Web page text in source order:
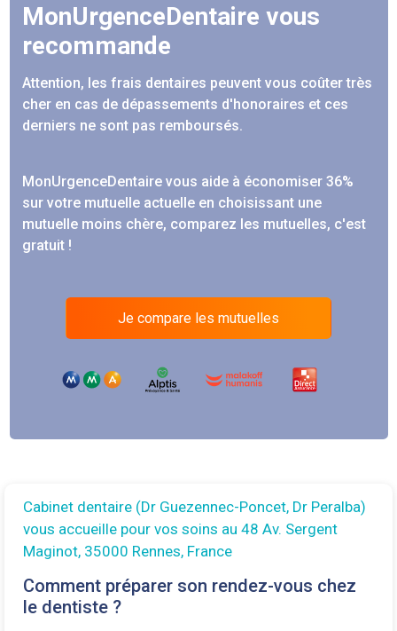
MonUrgenceDentaire vous
recommande
Attention, les frais dentaires peuvent vous coûter très
cher en cas de dépassements d'honoraires et ces
derniers ne sont pas remboursés.
MonUrgenceDentaire vous aide à économiser 36%
sur votre mutuelle actuelle en choisissant une
mutuelle moins chère, comparez les mutuelles, c'est
gratuit !
Je compare les mutuelles
Cabinet dentaire (Dr Guezennec-Poncet, Dr Peralba)
vous accueille pour vos soins au 48 Av. Sergent
Maginot, 35000 Rennes, France
Comment préparer son rendez-vous chez
le dentiste ?